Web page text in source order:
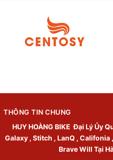
THÔNG TIN CHUNG
HUY HOÀNG BIKE Đại Lý Ủy
Galaxy , Stitch , LanQ , Califonia
Brave Will Tại